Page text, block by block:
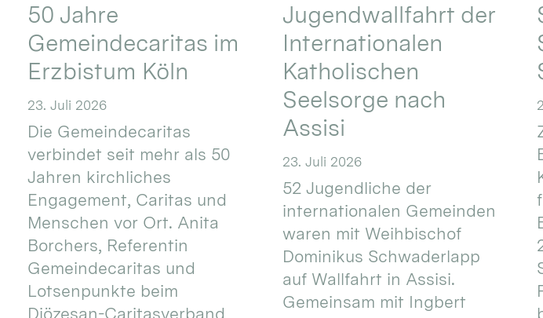
50 Jahre
Gemeindecaritas im
Erzbistum Köln
23. Juli 2026
Die Gemeindecaritas
verbindet seit mehr als 50
Jahren kirchliches
Engagement, Caritas und
Menschen vor Ort. Anita
Borchers, Referentin
Gemeindecaritas und
Lotsenpunkte beim
Diözesan-Caritasverband
Jugendwallfahrt der
Internationalen
Katholischen
Seelsorge nach
Assisi
23. Juli 2026
52 Jugendliche der
internationalen Gemeinden
waren mit Weihbischof
Dominikus Schwaderlapp
auf Wallfahrt in Assisi.
Gemeinsam mit Ingbert